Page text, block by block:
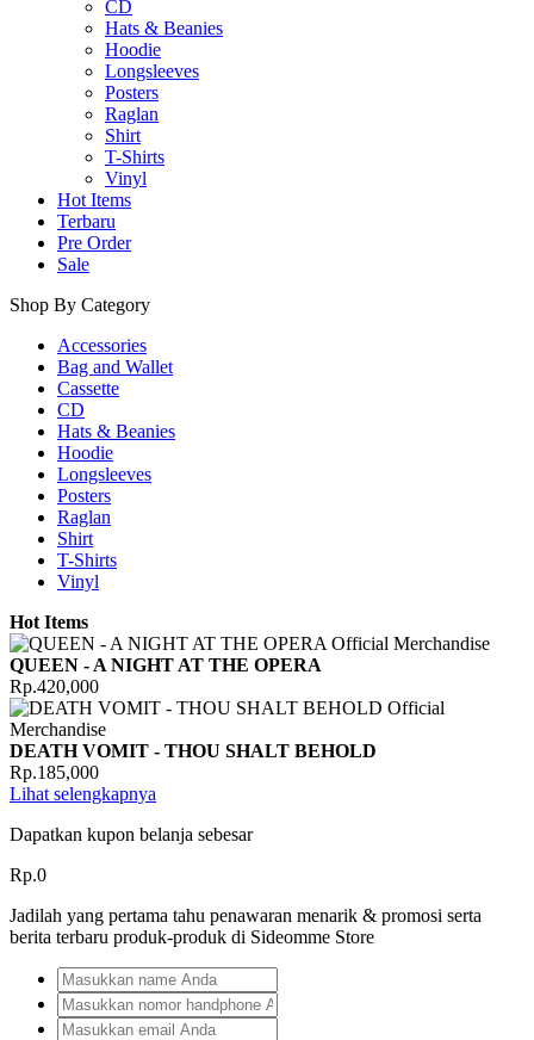
CD
Hats & Beanies
Hoodie
Longsleeves
Posters
Raglan
Shirt
T-Shirts
Vinyl
Hot Items
Terbaru
Pre Order
Sale
Shop By Category
Accessories
Bag and Wallet
Cassette
CD
Hats & Beanies
Hoodie
Longsleeves
Posters
Raglan
Shirt
T-Shirts
Vinyl
Hot Items
QUEEN - A NIGHT AT THE OPERA
Rp.420,000
DEATH VOMIT - THOU SHALT BEHOLD
Rp.185,000
Lihat selengkapnya
Dapatkan kupon belanja sebesar
Rp.0
Jadilah yang pertama tahu penawaran menarik & promosi serta
berita terbaru produk-produk di Sideomme Store